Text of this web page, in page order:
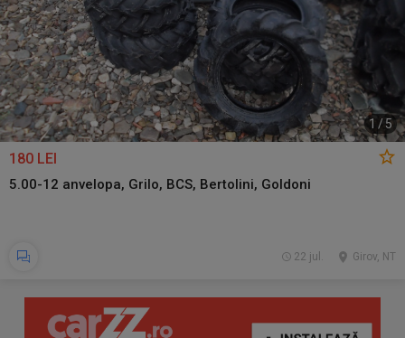
1 / 5
180 LEI
5.00-12 anvelopa, Grilo, BCS, Bertolini, Goldoni
Girov, NT
22 jul.